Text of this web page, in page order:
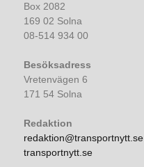
Box 2082
169 02 Solna
08-514 934 00
Besöksadress
Vretenvägen 6
171 54 Solna
Redaktion
redaktion@transportnytt.se
transportnytt.se